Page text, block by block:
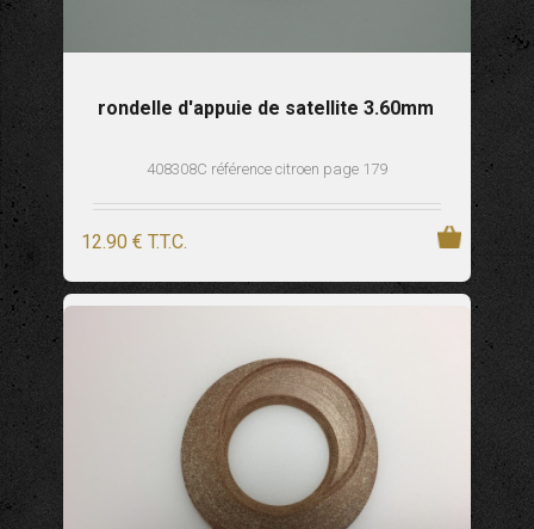
rondelle d'appuie de satellite 3.60mm
408308C référence citroen page 179
12.90 € T.T.C.